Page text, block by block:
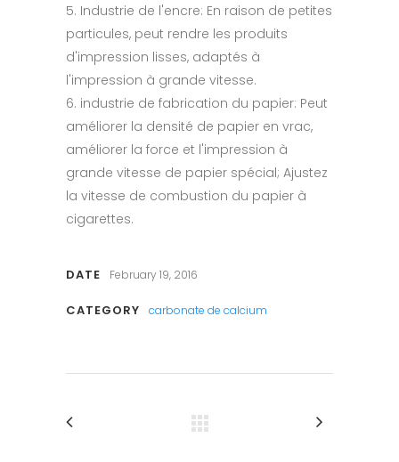
5. Industrie de l'encre: En raison de petites
particules, peut rendre les produits
d'impression lisses, adaptés à
l'impression à grande vitesse.
6. industrie de fabrication du papier: Peut
améliorer la densité de papier en vrac,
améliorer la force et l'impression à
grande vitesse de papier spécial; Ajustez
la vitesse de combustion du papier à
cigarettes.
DATE February 19, 2016
CATEGORY carbonate de calcium